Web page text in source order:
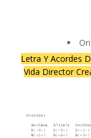
Letra Y Acordes
Vida Director